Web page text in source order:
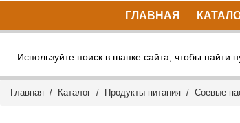
ГЛАВНАЯ
Используйте поиск в шапке сайта, чтобы найти
Главная / Каталог / Продукты питания / Соевые